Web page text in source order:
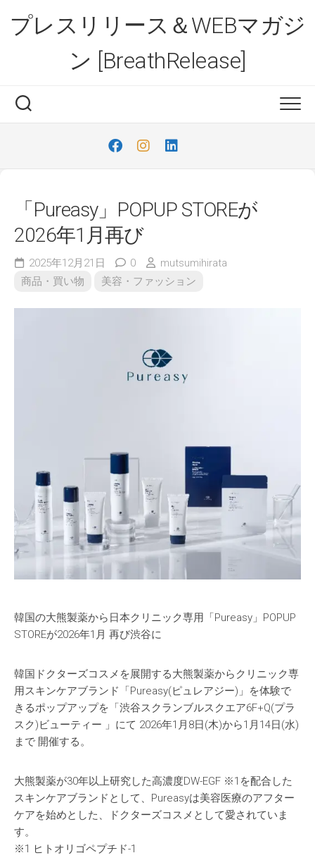
content
プレスリリース＆WEBマガジ
ン [BreathRelease]
「Pureasy」POPUP STOREが
2026年1月再び
2025年12月21日 0
mutsumihirata
商品・買い物
美容・ファッション
韓国の大熊製薬から日本クリニック専用「Pureasy」POPUP
STOREが2026年1月 再び渋谷に
韓国ドクターズコスメを展開する大熊製薬からクリニック専
用スキンケアブランド「Pureasy(ピュレアジー)」を体験で
きるポップアップを「渋谷スクランブルスクエア6F+Q(プラ
スク)ビューティー 」にて 2026年1月8日(木)から1月14日(水)
まで 開催する。
大熊製薬が30年以上研究した高濃度DW-EGF ※1を配合した
スキンケアブランドとして、Pureasyは美容医療のアフター
ケアを始めとした、ドクターズコスメとして愛されていま
す。
※1 ヒトオリゴペプチド-1